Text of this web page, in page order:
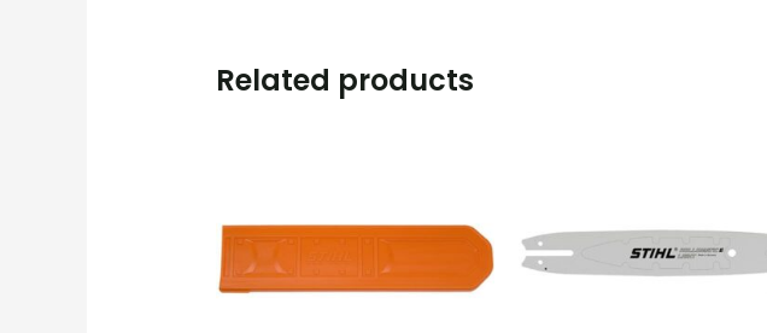
Related products